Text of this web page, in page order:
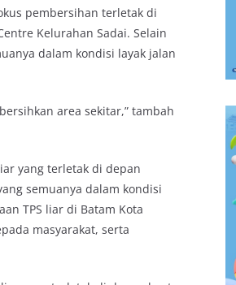
pembersihan terletak di
Kelurahan Sadai. Selain
dalam kondisi layak jalan
area sekitar,” tambah
yang terletak di depan
semuanya dalam kondisi
TPS liar di Batam Kota
masyarakat, serta